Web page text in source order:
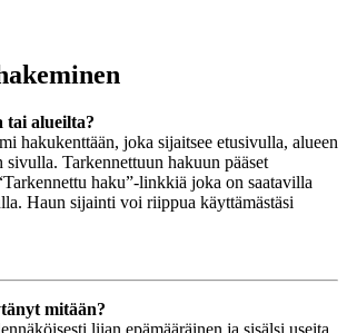
tai alueilta?
hakukenttään, joka sijaitsee etusivulla, alueen
sivulla. Tarkennettuun hakuun pääset
haku”-linkkiä joka on saatavilla
Haun sijainti voi riippua käyttämästäsi
mitään?
liian epämääräinen ja sisälsi useita